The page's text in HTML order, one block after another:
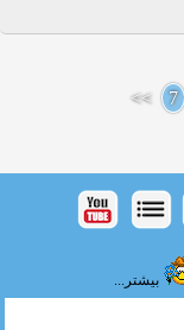
7
>>
بیشتر...